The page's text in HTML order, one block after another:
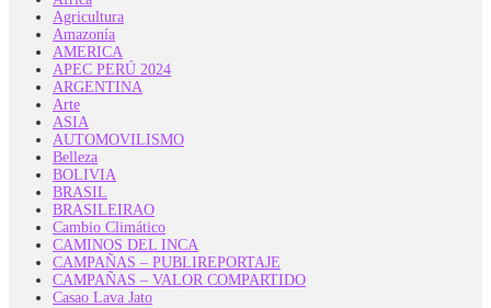
Agricultura
Amazonía
AMERICA
APEC PERÚ 2024
ARGENTINA
Arte
ASIA
AUTOMOVILISMO
Belleza
BOLIVIA
BRASIL
BRASILEIRAO
Cambio Climático
CAMINOS DEL INCA
CAMPAÑAS – PUBLIREPORTAJE
CAMPAÑAS – VALOR COMPARTIDO
Casao Lava Jato